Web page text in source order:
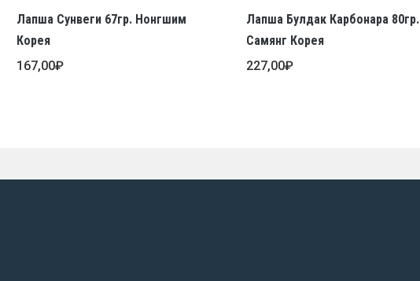
Лапша Сунвеги 67гр. Нонгшим
Корея
167,00₽
Лапша Булдак Карбонара 80гр.
Самянг Корея
227,00₽